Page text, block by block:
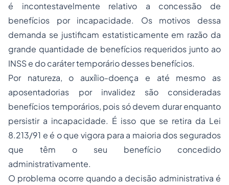
é incontestavelmente relativo a concessão de
benefícios por incapacidade. Os motivos dessa
demanda se justificam estatisticamente em razão da
grande quantidade de benefícios requeridos junto ao
INSS e do caráter temporário desses benefícios.
Por natureza, o auxílio-doença e até mesmo as
aposentadorias por invalidez são consideradas
benefícios temporários, pois só devem durar enquanto
persistir a incapacidade. É isso que se retira da Lei
8.213/91 e é o que vigora para a maioria dos segurados
que têm o seu benefício concedido
administrativamente.
O problema ocorre quando a decisão administrativa é